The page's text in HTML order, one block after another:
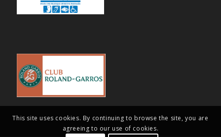
This site uses cookies. By continuing to browse the site, you are
agreeing to our use of cookies.